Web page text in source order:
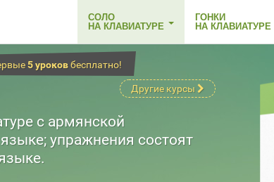
СОЛО
НА КЛАВИАТУРЕ
ГОНКИ
НА КЛАВИАТУРЕ
5 уроковбесплатно!
Другие курсы
с армянской
упражнения состоят